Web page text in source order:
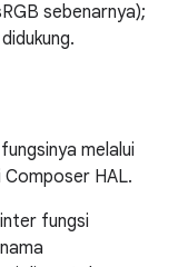
sebenarnya);
melalui
Composer HAL.
fungsi